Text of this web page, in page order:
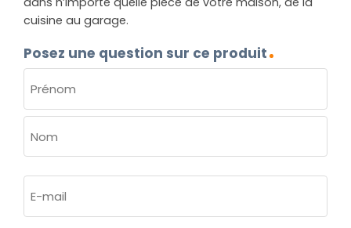
cuisine au garage.
Posez une question sur ce produit
(NÉCESSAIRE)
Prénom
mail